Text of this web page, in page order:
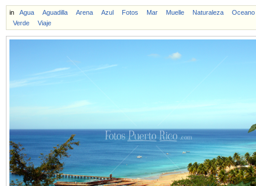
in Agua Aguadilla Arena Azul Fotos Mar Muelle Naturaleza Oceano
Verde
Viaje